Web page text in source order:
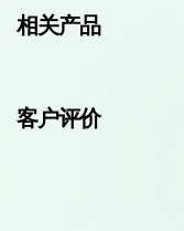
相关产品
客户评价